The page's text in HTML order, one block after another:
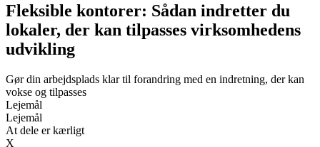
Fleksible kontorer: Sådan indretter du
lokaler, der kan tilpasses virksomhedens
udvikling
Gør din arbejdsplads klar til forandring med en indretning, der kan
vokse og tilpasses
Lejemål
Lejemål
At dele er kærligt
X